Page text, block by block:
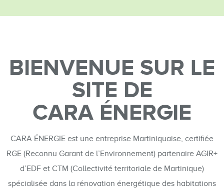
blank
BIENVENUE SUR LE
SITE DE
CARA ÉNERGIE
CARA ÉNERGIE est une entreprise Martiniquaise, certifiée
RGE (Reconnu Garant de l’Environnement) partenaire AGIR+
d’EDF et CTM (Collectivité territoriale de Martinique)
spécialisée dans la rénovation énergétique des habitations